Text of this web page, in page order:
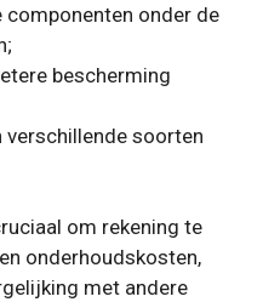
componenten onder de
bescherming
verschillende soorten
om rekening te
onderhoudskosten,
met andere